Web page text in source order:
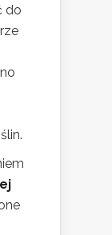
do